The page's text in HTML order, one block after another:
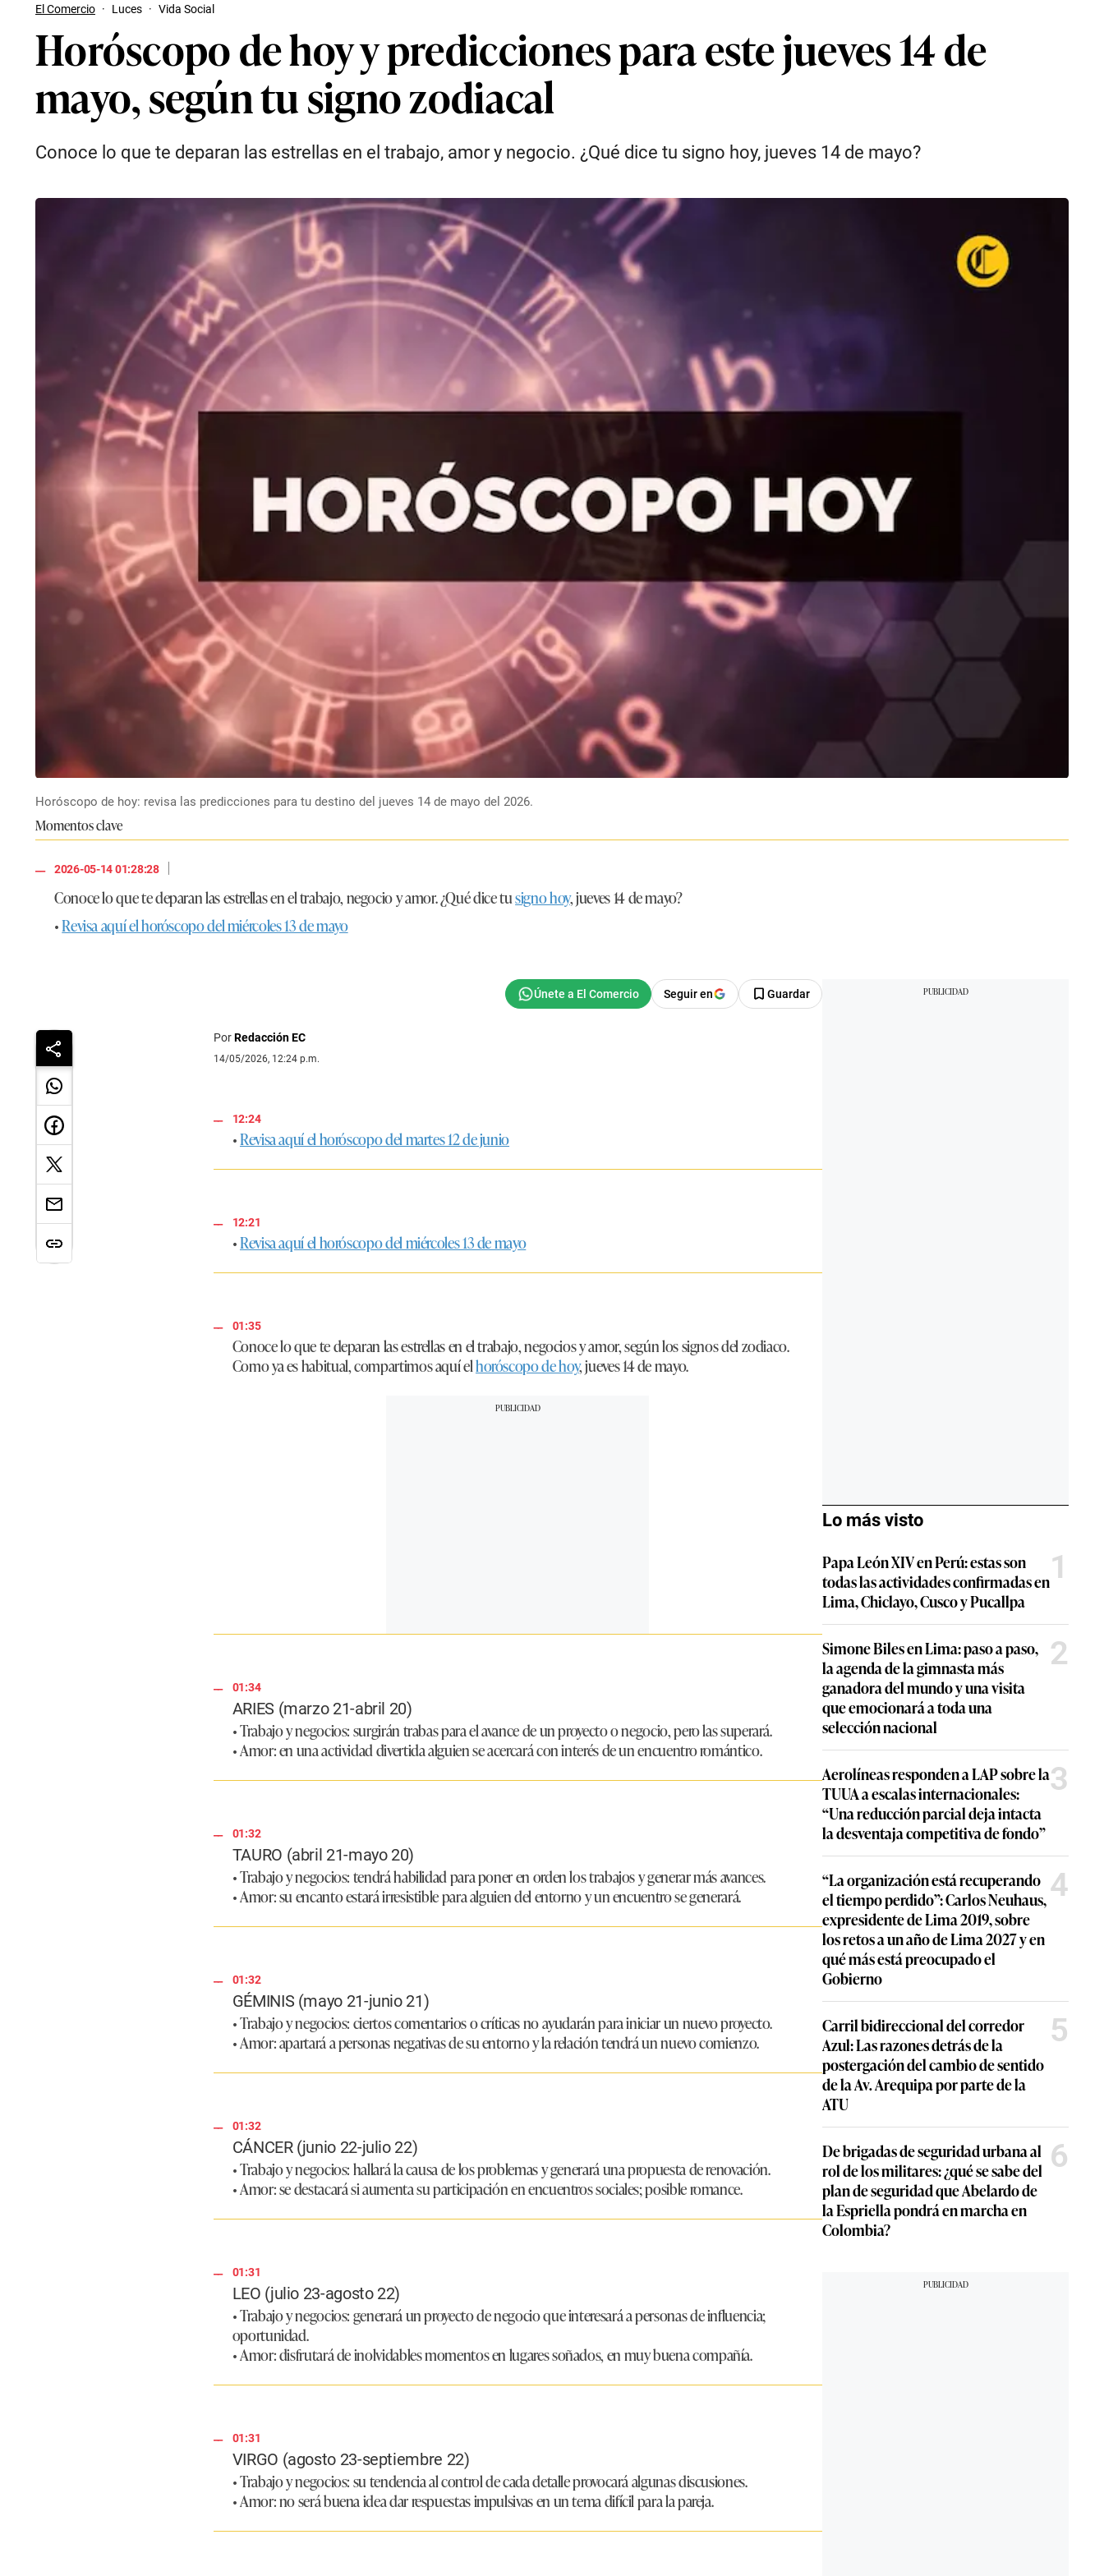
El Comercio · Luces · Vida Social
Horóscopo de hoy y predicciones para este jueves 14 de
mayo, según tu signo zodiacal
Conoce lo que te deparan las estrellas en el trabajo, amor y negocio. ¿Qué dice tu signo hoy, jueves 14 de mayo?
Horóscopo de hoy: revisa las predicciones para tu destino del jueves 14 de mayo del 2026.
Momentos clave
2026-05-14 01:28:28
|
Conoce lo que te deparan las estrellas en el trabajo, negocio y amor. ¿Qué dice tusigno hoy, jueves 14 de mayo?
•Revisa aquí el horóscopo del miércoles 13 de mayo
Seguir en Guardar
PorRedacción EC
14/05/2026, 12:24 p.m.
12:24
•Revisa aquí el horóscopo del martes 12 de junio
12:21
•Revisa aquí el horóscopo del miércoles 13 de mayo
01:35
Conoce lo que te deparan las estrellas en el trabajo, negocios y amor, según los signos del zodiaco.
Como ya es habitual, compartimos aquí elhoróscopo de hoy, jueves 14 de mayo.
01:34
ARIES (marzo 21-abril 20)
• Trabajo y negocios: surgirán trabas para el avance de un proyecto o negocio, pero las superará.
• Amor: en una actividad divertida alguien se acercará con interés de un encuentro romántico.
01:32
TAURO (abril 21-mayo 20)
• Trabajo y negocios: tendrá habilidad para poner en orden los trabajos y generar más avances.
• Amor: su encanto estará irresistible para alguien del entorno y un encuentro se generará.
01:32
GÉMINIS (mayo 21-junio 21)
• Trabajo y negocios: ciertos comentarios o críticas no ayudarán para iniciar un nuevo proyecto.
• Amor: apartará a personas negativas de su entorno y la relación tendrá un nuevo comienzo.
01:32
CÁNCER (junio 22-julio 22)
• Trabajo y negocios: hallará la causa de los problemas y generará una propuesta de renovación.
• Amor: se destacará si aumenta su participación en encuentros sociales; posible romance.
01:31
LEO (julio 23-agosto 22)
• Trabajo y negocios: generará un proyecto de negocio que interesará a personas de influencia;
oportunidad.
• Amor: disfrutará de inolvidables momentos en lugares soñados, en muy buena compañía.
01:31
VIRGO (agosto 23-septiembre 22)
• Trabajo y negocios: su tendencia al control de cada detalle provocará algunas discusiones.
• Amor: no será buena idea dar respuestas impulsivas en un tema difícil para la pareja.
Lo más visto
Papa León XIV en Perú: estas son
todas las actividades confirmadas en
Lima, Chiclayo, Cusco y Pucallpa
1
Simone Biles en Lima: paso a paso,
la agenda de la gimnasta más
ganadora del mundo y una visita
que emocionará a toda una
selección nacional
2
Aerolíneas responden a LAP sobre la
TUUA a escalas internacionales:
“Una reducción parcial deja intacta
la desventaja competitiva de fondo”
3
“La organización está recuperando
el tiempo perdido”: Carlos Neuhaus,
expresidente de Lima 2019, sobre
los retos a un año de Lima 2027 y en
qué más está preocupado el
Gobierno
4
Carril bidireccional del corredor
Azul: Las razones detrás de la
postergación del cambio de sentido
de la Av. Arequipa por parte de la
ATU
5
De brigadas de seguridad urbana al
rol de los militares: ¿qué se sabe del
plan de seguridad que Abelardo de
la Espriella pondrá en marcha en
Colombia?
6